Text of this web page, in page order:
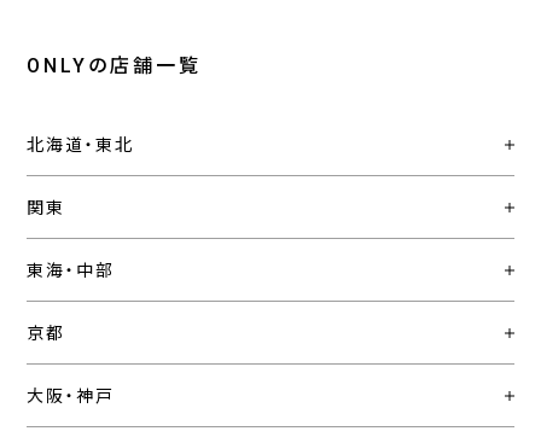
ONLYの店舗一覧
北海道・東北
関東
東海・中部
京都
大阪・神戸